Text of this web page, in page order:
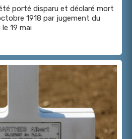
porté disparu et déclaré mort
1918 par jugement du
le 19 mai